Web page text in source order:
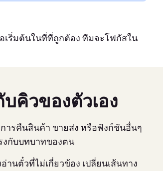
เริ่มต้นในที่ที่ถูกต้อง ทีมจะโฟกัสใน
บคิวของตัวเอง
ารคืนสินค้า ขายส่ง หรือฟังก์ชันอื่นๆ
งกับบทบาทของตน
นตั๋วที่ไม่เกี่ยวข้อง เปลี่ยนเส้นทาง